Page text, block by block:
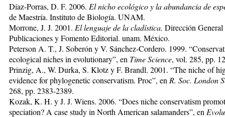
Díaz-Porras, D. F. 2006. El nicho ecológico y la abundancia de
de Maestría. Instituto de Biología. UNAM.
Morrone, J. J. 2001. El lenguaje de la cladística. Dirección General
Publicaciones y Fomento Editorial. unam. México.
Peterson A. T., J. Soberón y V. Sánchez-Cordero. 1999.
ecological niches in evolutionary”, en Time Science, vol. 285, pp.
Prinzig, A., W. Durka, S. Klotz y F. Brandl. 2001. “The niche of
evidence for phylogenetic conservatism. Proc”, en R. Soc. London
268, pp. 2383-2389.
Kozak, K. H. y J. J. Wiens. 2006. “Does niche conservatism
speciation? A case study in North American salamanders”, en